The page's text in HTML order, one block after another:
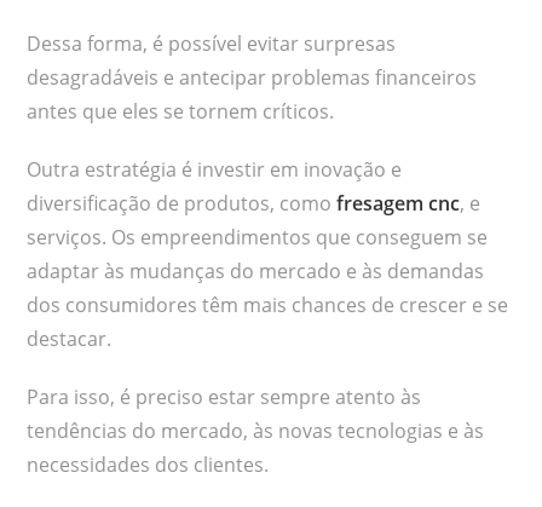
Dessa forma, é possível evitar surpresas
desagradáveis e antecipar problemas financeiros
antes que eles se tornem críticos.
Outra estratégia é investir em inovação e
diversificação de produtos, comofresagem cnc, e
serviços. Os empreendimentos que conseguem se
adaptar às mudanças do mercado e às demandas
dos consumidores têm mais chances de crescer e se
destacar.
Para isso, é preciso estar sempre atento às
tendências do mercado, às novas tecnologias e às
necessidades dos clientes.